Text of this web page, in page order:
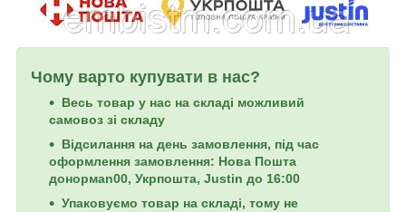
Чому варто купувати в нас?
Весь товар у нас на складі можливий
самовоз зі складу
Відсилання на день замовлення, під час
оформлення замовлення: Нова Пошта
донормan00, Укрпошта, Justin до 16:00
Упаковуємо товар на складі, тому не